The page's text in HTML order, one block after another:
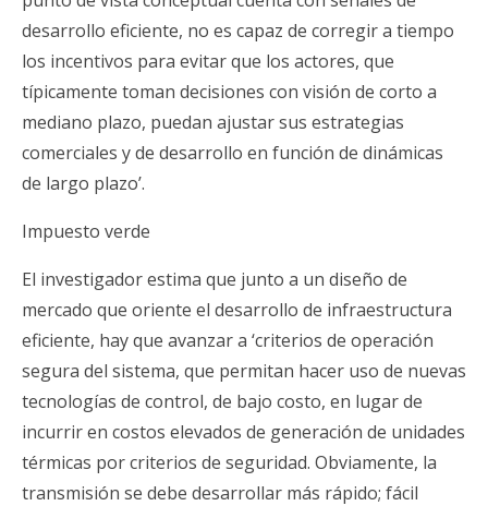
desarrollo eficiente, no es capaz de corregir a tiempo
los incentivos para evitar que los actores, que
típicamente toman decisiones con visión de corto a
mediano plazo, puedan ajustar sus estrategias
comerciales y de desarrollo en función de dinámicas
de largo plazo’.
Impuesto verde
El investigador estima que junto a un diseño de
mercado que oriente el desarrollo de infraestructura
eficiente, hay que avanzar a ‘criterios de operación
segura del sistema, que permitan hacer uso de nuevas
tecnologías de control, de bajo costo, en lugar de
incurrir en costos elevados de generación de unidades
térmicas por criterios de seguridad. Obviamente, la
transmisión se debe desarrollar más rápido; fácil